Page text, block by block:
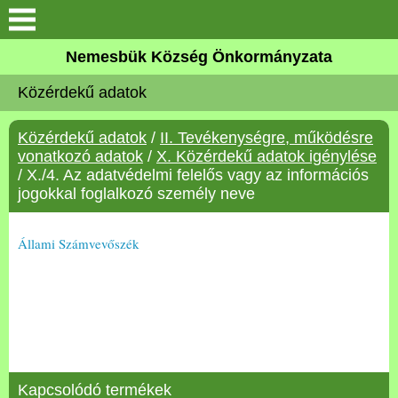
Keresés
Önkormányzat
Közös Önkormányzati
Hivatal
Zalaköveskút
Művelődési ház
Versenyképes Járások
Program
Nemesbük Község Önkormányzata
Közérdekű adatok
Közérdekű adatok / II. Tevékenységre, működésre
vonatkozó adatok / X. Közérdekű adatok igénylése
/ X./4. Az adatvédelmi felelős vagy az információs
jogokkal foglalkozó személy neve
Állami Számvevőszék
Kapcsolódó termékek